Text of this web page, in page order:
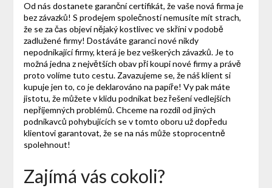
Od nás dostanete garanční certifikát, že vaše nová firma je
bez závazků! S prodejem společnostínemusíte mít strach,
že se za čas objeví nějaký kostlivec ve skříni v podobě
zadlužené firmy! Dostáváte garanci nové nikdy
nepodnikající firmy, která je bez veškerých závazků. Je to
možná jedna z největších obav při koupi nové firmy a právě
proto volíme tuto cestu. Zavazujeme se, že náš klient si
kupuje jen to, co je deklarováno na papíře! Vy pak máte
jistotu, že můžete v klidu podnikat bez řešení vedlejších
nepříjemných problémů. Chceme na rozdíl od jiných
podnikavců pohybujících se v tomto oboru už dopředu
klientovi garantovat, že se na nás může stoprocentně
spolehnout!
Zajímá vás cokoli?